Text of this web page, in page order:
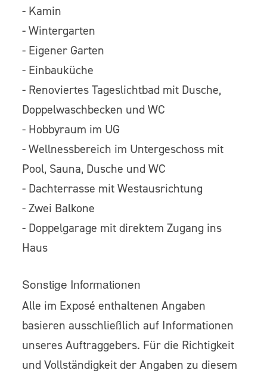
- Kamin
- Wintergarten
- Eigener Garten
- Einbauküche
- Renoviertes Tageslichtbad mit Dusche,
Doppelwaschbecken und WC
- Hobbyraum im UG
- Wellnessbereich im Untergeschoss mit
Pool, Sauna, Dusche und WC
- Dachterrasse mit Westausrichtung
- Zwei Balkone
- Doppelgarage mit direktem Zugang ins
Haus
Sonstige Informationen
Alle im Exposé enthaltenen Angaben
basieren ausschließlich auf Informationen
unseres Auftraggebers. Für die Richtigkeit
und Vollständigkeit der Angaben zu diesem